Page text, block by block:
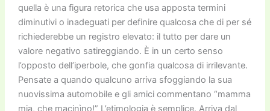
quella è una figura retorica che usa apposta termini
diminutivi o inadeguati per definire qualcosa che di per sé
richiederebbe un registro elevato: il tutto per dare un
valore negativo satireggiando. È in un certo senso
l’opposto dell’iperbole, che gonfia qualcosa di irrilevante.
Pensate a quando qualcuno arriva sfoggiando la sua
nuovissima automobile e gli amici commentano “mamma
mia, che macinìno!” L’etimologia è semplice. Arriva dal